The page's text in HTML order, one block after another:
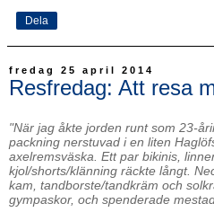
Dela
fredag 25 april 2014
Resfredag: Att resa
"När jag åkte jorden runt som 23-
packning nerstuvad i en liten
axelremsväska. Ett par bikinis,
kjol/shorts/klänning räckte långt.
kam, tandborste/tandkräm och
gympaskor, och spenderade